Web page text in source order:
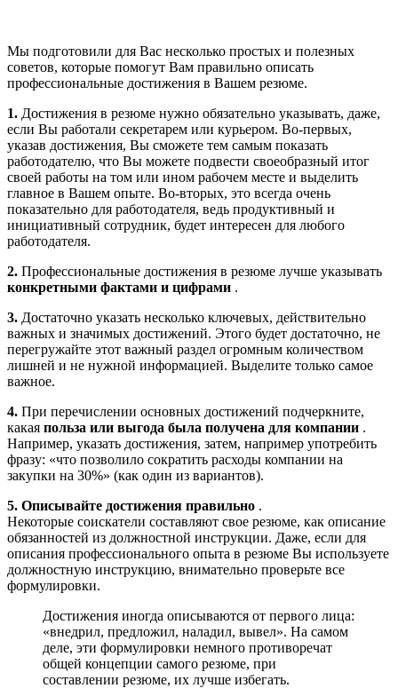
Мы подготовили для Вас несколько простых и полезных
советов, которые помогут Вам правильно описать
профессиональные достижения в Вашем резюме.
1. Достижения в резюме нужно обязательно указывать, даже,
если Вы работали секретарем или курьером. Во-первых,
указав достижения, Вы сможете тем самым показать
работодателю, что Вы можете подвести своеобразный итог
своей работы на том или ином рабочем месте и выделить
главное в Вашем опыте. Во-вторых, это всегда очень
показательно для работодателя, ведь продуктивный и
инициативный сотрудник, будет интересен для любого
работодателя.
2. Профессиональные достижения в резюме лучше указывать
конкретными фактами и цифрами .
3. Достаточно указать несколько ключевых, действительно
важных и значимых достижений. Этого будет достаточно, не
перегружайте этот важный раздел огромным количеством
лишней и не нужной информацией. Выделите только самое
важное.
4. При перечислении основных достижений подчеркните,
какая польза или выгода была получена для компании .
Например, указать достижения, затем, например употребить
фразу: «что позволило сократить расходы компании на
закупки на 30%» (как один из вариантов).
5. Описывайте достижения правильно .
Некоторые соискатели составляют свое резюме, как описание
обязанностей из должностной инструкции. Даже, если для
описания профессионального опыта в резюме Вы используете
должностную инструкцию, внимательно проверьте все
формулировки.
Достижения иногда описываются от первого лица:
«внедрил, предложил, наладил, вывел». На самом
деле, эти формулировки немного противоречат
общей концепции самого резюме, при
составлении резюме, их лучше избегать.